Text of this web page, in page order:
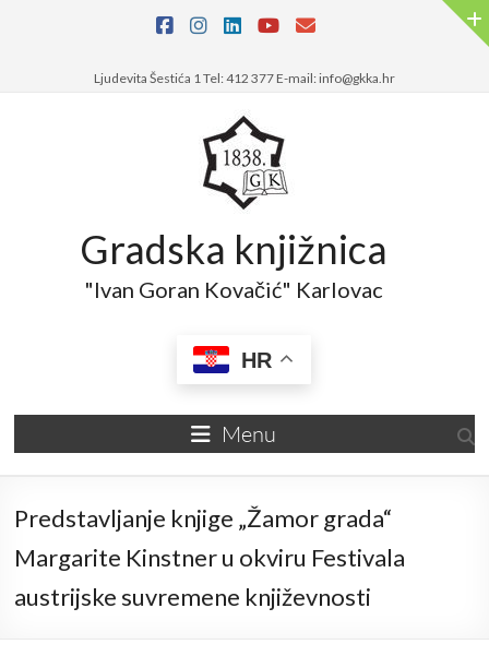
Ljudevita Šestića 1 Tel: 412 377 E-mail: info@gkka.hr
Gradska knjižnica
"Ivan Goran Kovačić" Karlovac
HR
Menu
Predstavljanje knjige „Žamor grada“
Margarite Kinstner u okviru Festivala
austrijske suvremene književnosti